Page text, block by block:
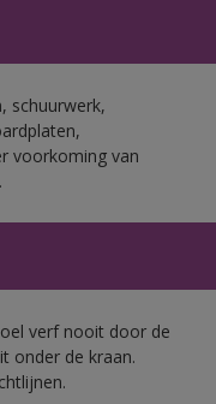
schuurwerk,
voorkoming van
verf nooit door de
onder de kraan.